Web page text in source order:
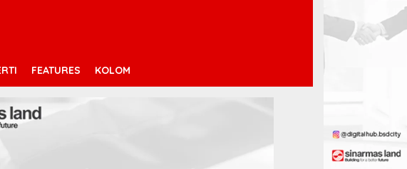
FEATURES KOLOM